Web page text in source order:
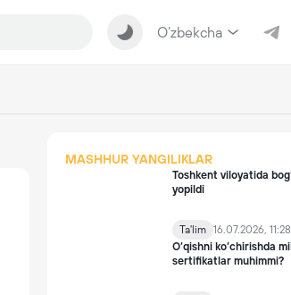
O‘zbekcha
MASHHUR YANGILIKLAR
Toshkent viloyatida
yopildi
Ta'lim 16.07.2026, 11:28
O‘qishni ko‘chirishda
sertifikatlar muhimmi?